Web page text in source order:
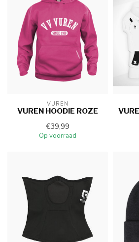
VUREN
VUREN HOODIE ROZE
€39,99
Op voorraad